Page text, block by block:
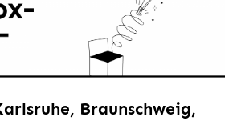
Braunschweig,